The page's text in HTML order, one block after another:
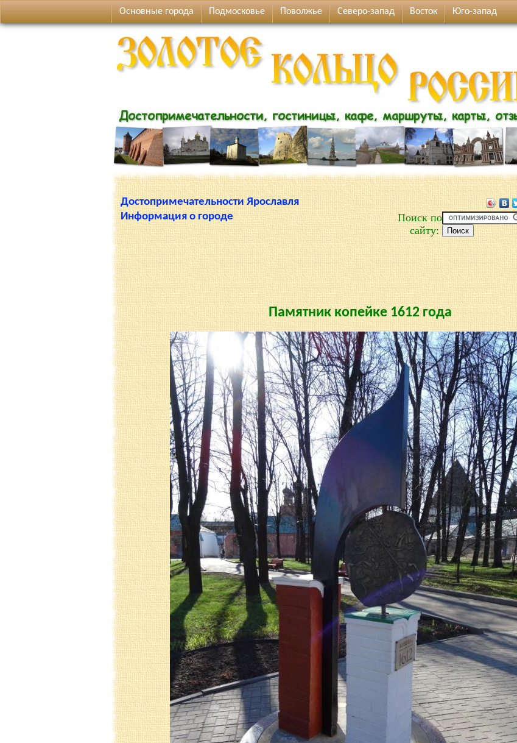
Основные города Подмосковье Поволжье Северо-запад Восток Юго-запад
Достопримечательности Ярославля
Информация о городе
Поиск по
сайту:
Памятник копейке 1612 года